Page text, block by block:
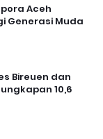
Aceh
Generasi Muda
Bireuen dan
10,6